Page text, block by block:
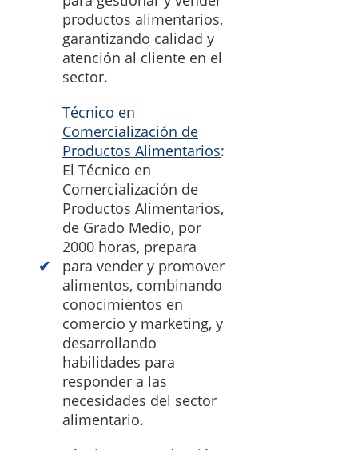
productos alimentarios,
garantizando calidad y
atención al cliente en el
sector.
Técnico en
Comercialización de
Productos Alimentarios:
El Técnico en
Comercialización de
Productos Alimentarios,
de Grado Medio, por
2000 horas, prepara
para vender y promover
alimentos, combinando
conocimientos en
comercio y marketing, y
desarrollando
habilidades para
responder a las
necesidades del sector
alimentario.